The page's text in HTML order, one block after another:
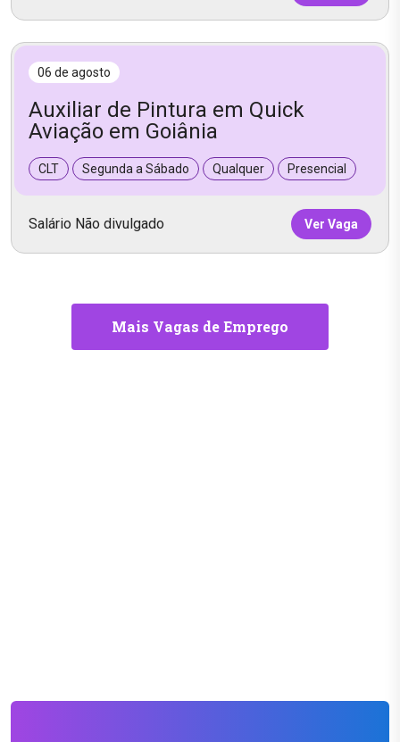
06 de agosto
Auxiliar de Pintura em Quick
Aviação em Goiânia
CLT Segunda a Sábado Qualquer Presencial
Salário Não divulgado Ver Vaga
Mais Vagas de Emprego